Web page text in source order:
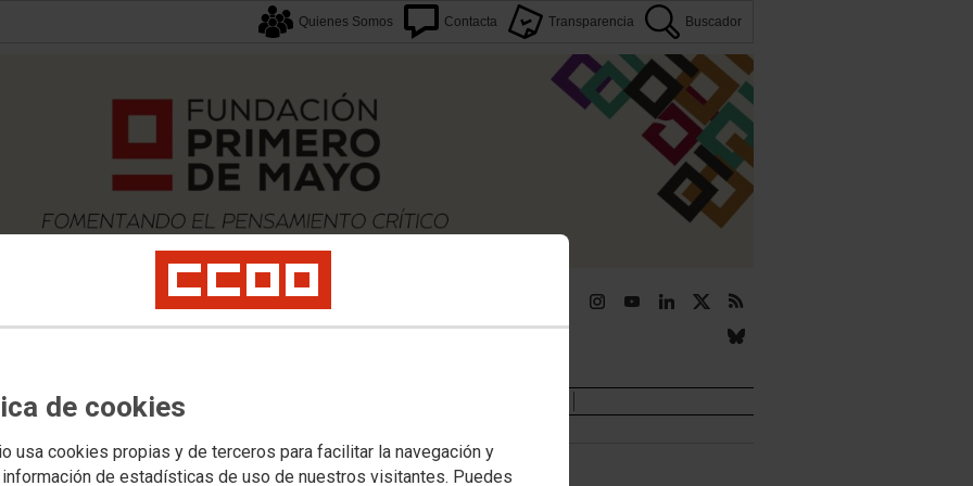
de cookies
usa cookies propias y de terceros para facilitar la navegación y
de estadísticas de uso de nuestros visitantes. Puedes
Quienes Somos Contacta Transparencia Buscador
Proyectos Formación